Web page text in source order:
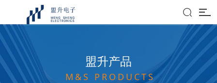

盟升产品
M & S P R O D U CTS